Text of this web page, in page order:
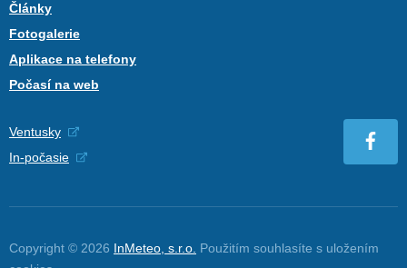
Články
Fotogalerie
Aplikace na telefony
Počasí na web
Ventusky
In-počasie
Copyright © 2026 InMeteo, s.r.o. Použitím souhlasíte s uložením